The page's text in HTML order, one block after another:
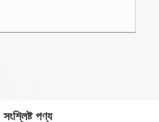
সংশ্লিষ্ট পণ্য